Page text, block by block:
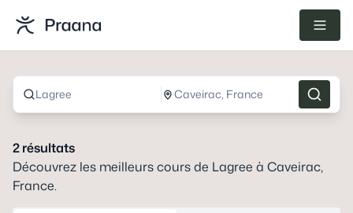
Lagree Caveirac, France
2résultats
Découvrez les meilleurs cours de Lagree à Caveirac,
France.